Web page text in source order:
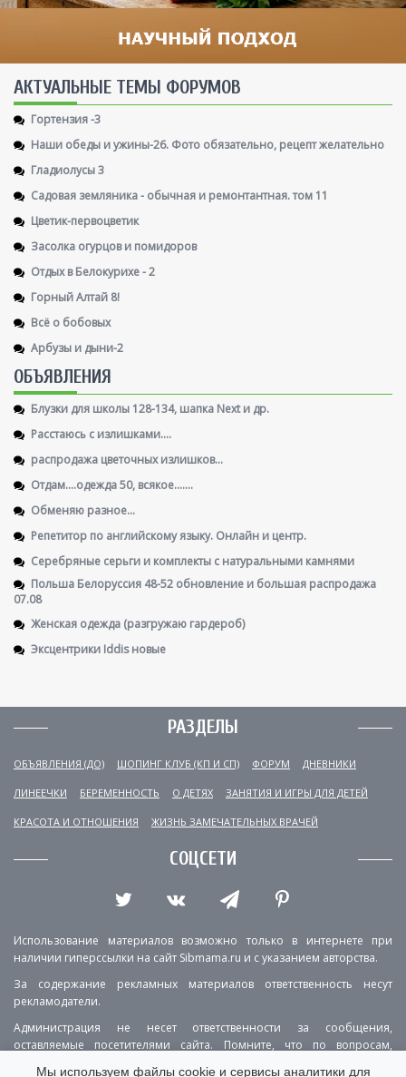
AКТУАЛЬНЫЕ ТЕМЫ ФОРУМОВ
Гортензия -3
Наши обеды и ужины-26. Фото обязательно, рецепт желательно
Гладиолусы 3
Садовая земляника - обычная и ремонтантная. том 11
Цветик-первоцветик
Засолка огурцов и помидоров
Отдых в Белокурихе - 2
Горный Алтай 8!
Всё о бобовых
Арбузы и дыни-2
ОБЪЯВЛЕНИЯ
Блузки для школы 128-134, шапка Next и др.
Расстаюсь с излишками....
распродажа цветочных излишков...
Отдам....одежда 50, всякое.......
Обменяю разное...
Репетитор по английскому языку. Онлайн и центр.
Серебряные серьги и комплекты с натуральными камнями
Польша Белоруссия 48-52 обновление и большая распродажа
07.08
Женская одежда (разгружаю гардероб)
Эксцентрики Iddis новые
РАЗДЕЛЫ
ОБЪЯВЛЕНИЯ (ДО) ШОПИНГ КЛУБ (КП И СП) ФОРУМ ДНЕВНИКИ
ЛИНЕЕЧКИ БЕРЕМЕННОСТЬ О ДЕТЯХ ЗАНЯТИЯ И ИГРЫ ДЛЯ ДЕТЕЙ
КРАСОТА И ОТНОШЕНИЯ ЖИЗНЬ ЗАМЕЧАТЕЛЬНЫХ ВРАЧЕЙ
СОЦСЕТИ
Использование материалов возможно только в интернете при
наличии гиперссылки на сайт Sibmama.ru и с указанием авторства.
За содержание рекламных материалов ответственность несут
рекламодатели.
Администрация не несет ответственности за сообщения,
оставляемые посетителями сайта. Помните, что по вопросам,
Мы используем файлы cookie и сервисы аналитики для